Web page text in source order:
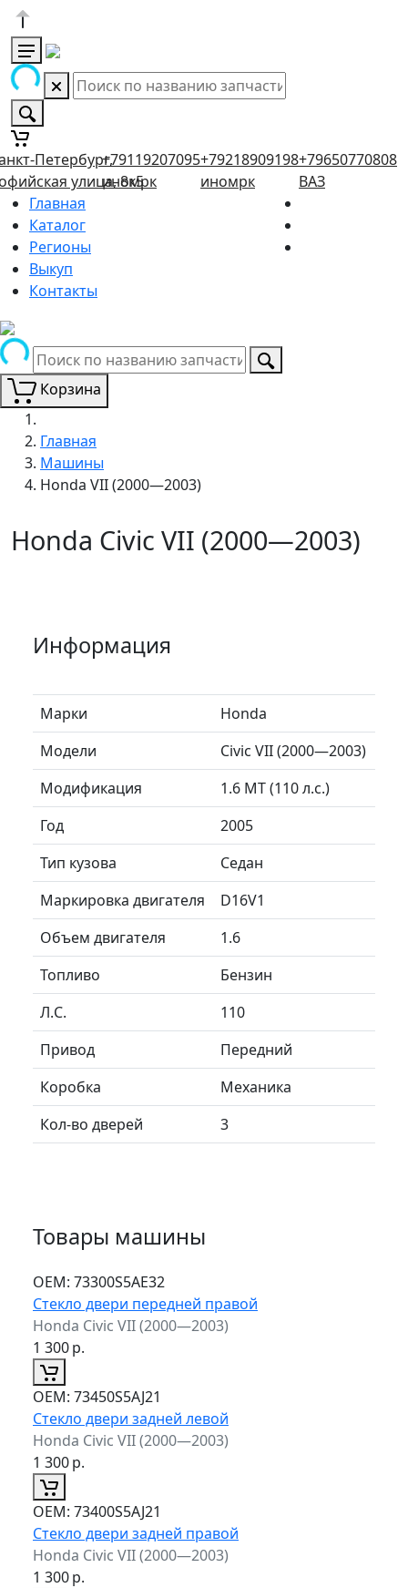
Петербург,
улица, 8к5
+79119207095
иномрк
+79218909198
иномрк
+79650770808
ВАЗ
Главная
Каталог
Регионы
Выкуп
Контакты
Корзина
Главная
Машины
Honda VII (2000—2003)
Honda Civic VII (2000—2003)
Информация
Марки
Honda
Модели
Civic VII (2000—2003)
Модификация
1.6 MT (110 л.с.)
Год
2005
Тип кузова
Седан
Маркировка двигателя
D16V1
Объем двигателя
1.6
Топливо
Бензин
Л.C.
110
Привод
Передний
Коробка
Механика
Кол-во дверей
3
Товары машины
ОЕМ: 73300S5AE32
Стекло двери передней правой
Honda Civic VII (2000—2003)
1 300р.
ОЕМ: 73450S5AJ21
Стекло двери задней левой
Honda Civic VII (2000—2003)
1 300р.
ОЕМ: 73400S5AJ21
Стекло двери задней правой
Honda Civic VII (2000—2003)
1 300р.